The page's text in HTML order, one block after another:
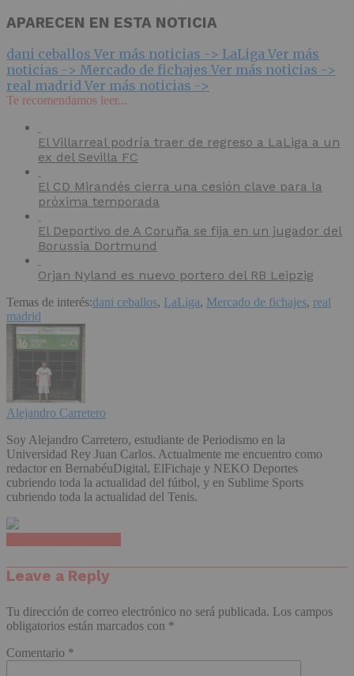
APARECEN EN ESTA NOTICIA
dani ceballos Ver más noticias -> LaLiga Ver más
noticias -> Mercado de fichajes Ver más noticias ->
real madrid Ver más noticias ->
Te recomendamos leer...
El Villarreal podría traer de regreso a LaLiga a un
ex del Sevilla FC
El CD Mirandés cierra una cesión clave para la
próxima temporada
El Deportivo de A Coruña se fija en un jugador del
Borussia Dortmund
Orjan Nyland es nuevo portero del RB Leipzig
Temas de interés:dani ceballos, LaLiga, Mercado de fichajes, real
madrid
Alejandro Carretero
Soy Alejandro Carretero, estudiante de Periodismo en la
Universidad Rey Juan Carlos. Actualmente me encuentro como
redactor en BernabéuDigital, ElFichaje y NEKO Deportes
cubriendo toda la actualidad del fútbol, y en Sublime Sports
cubriendo toda la actualidad del Tenis.
Leave a Reply
Tu dirección de correo electrónico no será publicada. Los campos
obligatorios están marcados con *
Comentario *